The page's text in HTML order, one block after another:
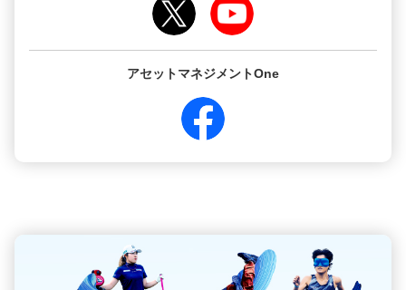
アセットマネジメントOne